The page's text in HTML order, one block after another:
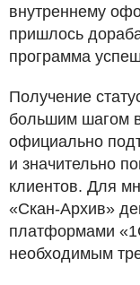
внутреннему
пришлось
программа
Получение
большим шагом
официально
и значительно
клиентов. Для
«Скан-Архив»
платформами
необходимым